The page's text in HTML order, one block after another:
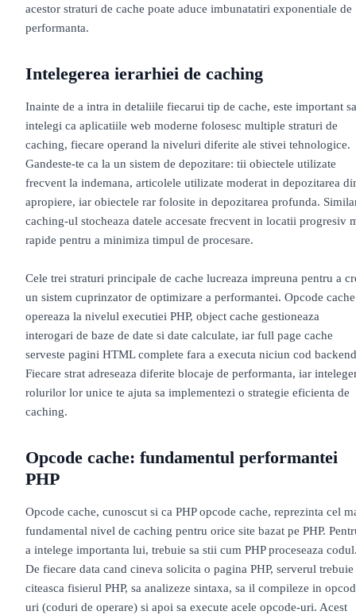
acestor straturi de cache poate aduce imbunatatiri exponentiale de
performanta.
Intelegerea ierarhiei de caching
Inainte de a intra in detaliile fiecarui tip de cache, este important sa
intelegi ca aplicatiile web moderne folosesc multiple straturi de
caching, fiecare operand la niveluri diferite ale stivei tehnologice.
Gandeste-te ca la un sistem de depozitare: tii obiectele utilizate
frecvent la indemana, articolele utilizate moderat in depozitarea
apropiere, iar obiectele rar folosite in depozitarea profunda.
caching-ul stocheaza datele accesate frecvent in locatii progresiv
rapide pentru a minimiza timpul de procesare.
Cele trei straturi principale de cache lucreaza impreuna pentru a
un sistem cuprinzator de optimizare a performantei. Opcode cache
opereaza la nivelul executiei PHP, object cache gestioneaza
interogari de baze de date si date calculate, iar full page cache
serveste pagini HTML complete fara a executa niciun cod
Fiecare strat adreseaza diferite blocaje de performanta, iar
rolurilor lor unice te ajuta sa implementezi o strategie eficienta de
caching.
Opcode cache: fundamentul performantei
PHP
Opcode cache, cunoscut si ca PHP opcode cache, reprezinta cel
fundamental nivel de caching pentru orice site bazat pe PHP.
a intelege importanta lui, trebuie sa stii cum PHP proceseaza
De fiecare data cand cineva solicita o pagina PHP, serverul trebuie
citeasca fisierul PHP, sa analizeze sintaxa, sa il compileze in
uri (coduri de operare) si apoi sa execute acele opcode-uri. Acest